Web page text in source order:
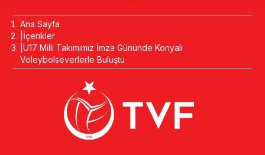
Ana Sayfa
İçerikler
U17 Milli Takımımız İmza Gününde Konyalı
Voleybolseverlerle Buluştu